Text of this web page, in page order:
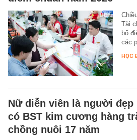
Tài
bố
các
HỌC
Nữ diễn viên là người đẹp
có BST kim cương hàng
chồng nuôi 17 năm